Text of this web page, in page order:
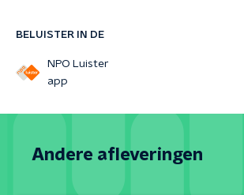
BELUISTER IN DE
NPO Luister
app
Andere afleveringen